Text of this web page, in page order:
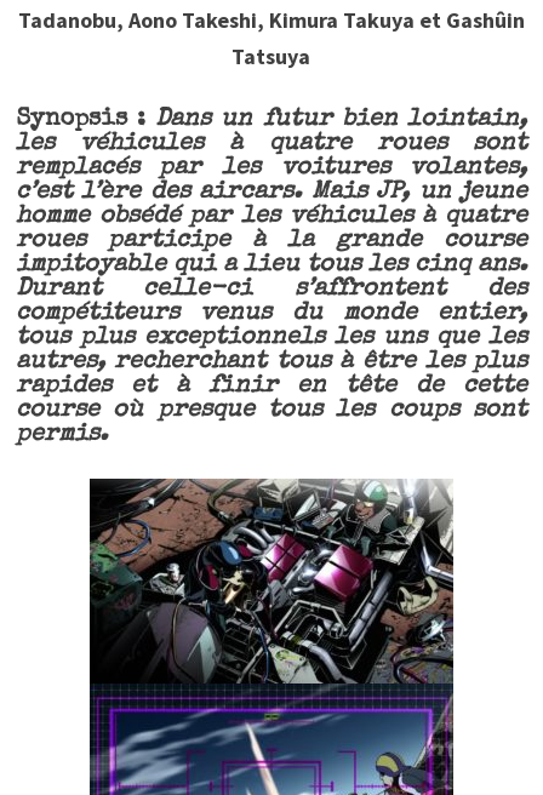
Tadanobu, Aono Takeshi, Kimura Takuya et Gashûin
Tatsuya
Synopsis : Dans un futur bien lointain,
les véhicules à quatre roues sont
remplacés par les voitures volantes,
c’est l’ère des aircars. Mais JP, un jeune
homme obsédé par les véhicules à quatre
roues participe à la grande course
impitoyable qui a lieu tous les cinq ans.
Durant celle-ci s’affrontent des
compétiteurs venus du monde entier,
tous plus exceptionnels les uns que les
autres, recherchant tous à être les plus
rapides et à finir en tête de cette
course où presque tous les coups sont
permis.